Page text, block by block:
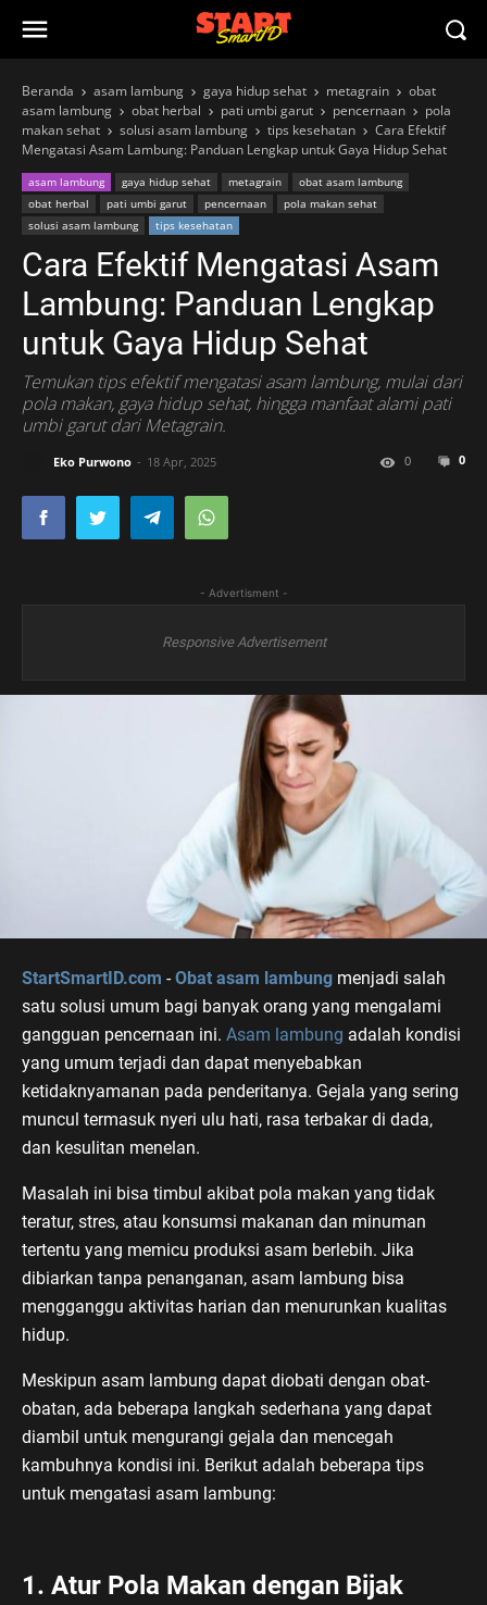
Beranda asam lambung gaya hidup sehat metagrain
obat
asam lambung
obat herbal pati umbi garut pencernaan
pola
makan sehat
solusi asam lambung tips kesehatan
Cara Efektif
Mengatasi Asam Lambung: Panduan Lengkap untuk Gaya Hidup Sehat
asam lambung gaya hidup sehat metagrain
obat asam lambung
obat herbal
pati umbi garut pencernaan
pola makan sehat
solusi asam lambung
tips kesehatan
Cara Efektif Mengatasi Asam
Lambung: Panduan Lengkap
untuk Gaya Hidup Sehat
Temukan tips efektif mengatasi asam lambung, mulai dari
pola makan, gaya hidup sehat, hingga manfaat alami pati
umbi garut dari Metagrain.
Eko Purwono 18 Apr, 2025 0
0
- Advertisment -
Responsive Advertisement
StartSmartID.com -Obat asam lambung menjadi salah
satu solusi umum bagi banyak orang yang mengalami
gangguan pencernaan ini. Asam lambung adalah kondisi
yang umum terjadi dan dapat menyebabkan
ketidaknyamanan pada penderitanya. Gejala yang sering
muncul termasuk nyeri ulu hati, rasa terbakar di dada,
dan kesulitan menelan.
Masalah ini bisa timbul akibat pola makan yang tidak
teratur, stres, atau konsumsi makanan dan minuman
tertentu yang memicu produksi asam berlebih. Jika
dibiarkan tanpa penanganan, asam lambung bisa
mengganggu aktivitas harian dan menurunkan kualitas
hidup.
Meskipun asam lambung dapat diobati dengan obat-
obatan, ada beberapa langkah sederhana yang dapat
diambil untuk mengurangi gejala dan mencegah
kambuhnya kondisi ini. Berikut adalah beberapa tips
untuk mengatasi asam lambung:
1. Atur Pola Makan dengan Bijak